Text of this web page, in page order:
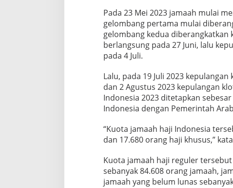
Pada 23 Mei 2023 jamaah mulai
gelombang pertama mulai
gelombang kedua diberangkatkan
berlangsung pada 27 Juni, lalu
pada 4 Juli.
Lalu, pada 19 Juli 2023
dan 2 Agustus 2023 kepulangan
Indonesia 2023 ditetapkan
Indonesia dengan Pemerintah
“Kuota jamaah haji Indonesia
dan 17.680 orang haji khusus,”
Kuota jamaah haji reguler
sebanyak 84.608 orang jamaah,
jamaah yang belum lunas